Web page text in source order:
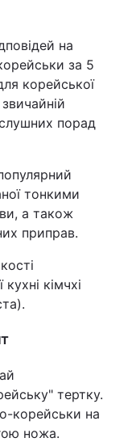
на
за 5
корейської
слушних порад
тонкими
а також
приправ.
кімчхі
тертку.
корейськи на
ножа.